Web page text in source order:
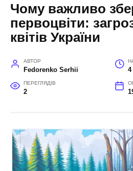
Чому важливо
первоцвіти:
квітів України
АВТОР
Fedorenko Serhii 4
ПЕРЕГЛЯДІВ
2